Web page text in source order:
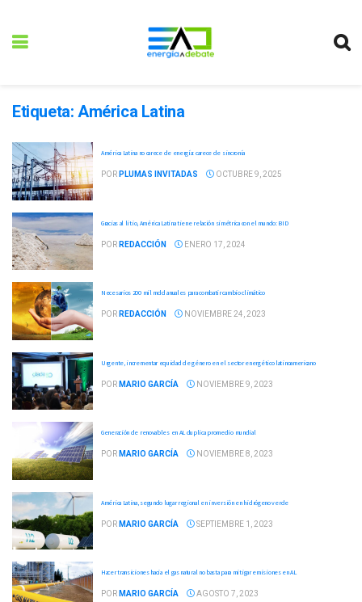
Etiqueta: América Latina
América Latina no carece de energía: carece de sincronía
POR PLUMAS INVITADAS OCTUBRE 9, 2025
Gracias al litio, América Latina tiene relación simétrica con el mundo: BID
POR REDACCIÓN ENERO 17, 2024
Necesarios 200 mil mdd anuales para combatir cambio climático
POR REDACCIÓN NOVIEMBRE 24, 2023
Urgente, incrementar equidad de género en el sector energético latinoamericano
POR MARIO GARCÍA NOVIEMBRE 9, 2023
Generación de renovables en AL duplica promedio mundial
POR MARIO GARCÍA NOVIEMBRE 8, 2023
América Latina, segundo lugar regional en inversión en hidrógeno verde
POR MARIO GARCÍA SEPTIEMBRE 1, 2023
Hacer transiciones hacia el gas natural no basta para mitigar emisiones en AL
POR MARIO GARCÍA AGOSTO 7, 2023